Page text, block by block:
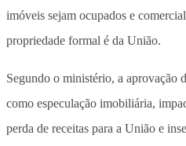
imóveis sejam ocupados e
propriedade formal é da União.
Segundo o ministério, a aprovação
como especulação imobiliária,
perda de receitas para a União e